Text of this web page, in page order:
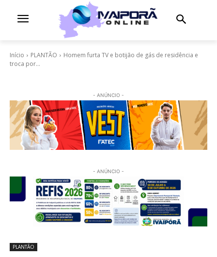
Início PLANTÃO
Homem furta TV e botijão de gás de residência e
troca por...
- ANÚNCIO -
- ANÚNCIO -
PLANTÃO